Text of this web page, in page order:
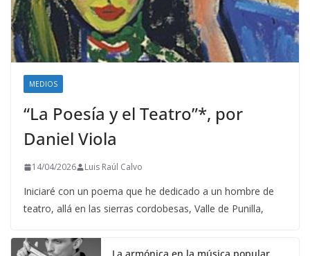
MEDIOS
“La Poesía y el Teatro”*, por
Daniel Viola
14/04/2026 Luis Raúl Calvo
Iniciaré con un poema que he dedicado a un hombre de
teatro, allá en las sierras cordobesas, Valle de Punilla,